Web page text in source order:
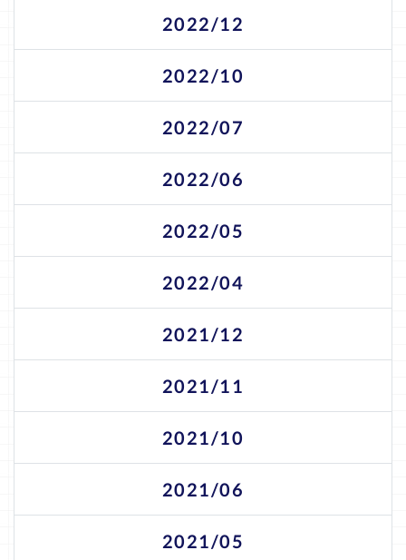
2022/12
2022/10
2022/07
2022/06
2022/05
2022/04
2021/12
2021/11
2021/10
2021/06
2021/05